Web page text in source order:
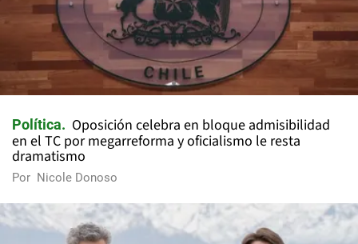
Política
Oposición celebra en bloque admisibilidad
en el TC por megarreforma y oficialismo le resta
dramatismo
Por Nicole Donoso